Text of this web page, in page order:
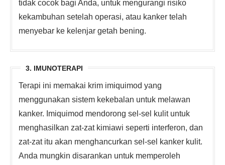
tidak cocok bagi Anda, untuk mengurangi risiko
kekambuhan setelah operasi, atau kanker telah
menyebar ke kelenjar getah bening.
3. IMUNOTERAPI
Terapi ini memakai krim imiquimod yang
menggunakan sistem kekebalan untuk melawan
kanker. Imiquimod mendorong sel-sel kulit untuk
menghasilkan zat-zat kimiawi seperti interferon, dan
zat-zat itu akan menghancurkan sel-sel kanker kulit.
Anda mungkin disarankan untuk memperoleh